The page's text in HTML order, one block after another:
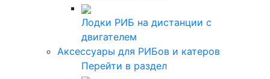
Лодки РИБ на дистанции с
двигателем
Аксессуары для РИБов и катеров
Перейти в раздел